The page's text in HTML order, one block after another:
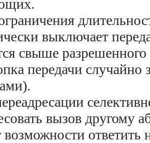
выключает
свыше
передачи случайно
вызов другому
возможности ответить